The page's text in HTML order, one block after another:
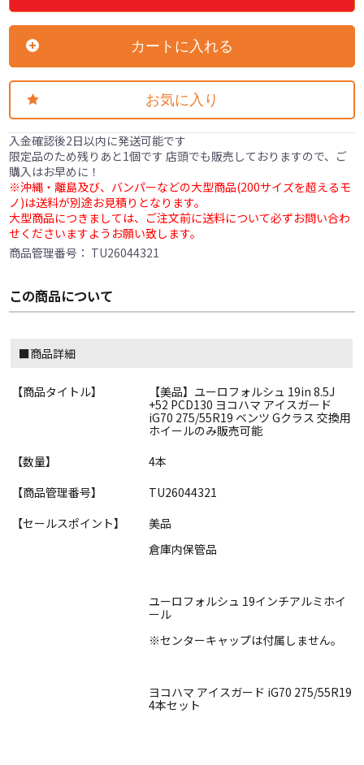
カートに入れる
お気に入り
入金確認後2日以内に発送可能です
限定品のため残りあと1個です 店頭でも販売しておりますので、ご
購入はお早めに！
※沖縄・離島及び、バンパーなどの大型商品(200サイズを超えるモ
ノ)は送料が別途お見積りとなります。
大型商品につきましては、ご注文前に送料について必ずお問い合わ
せくださいますようお願い致します。
商品管理番号： TU26044321
この商品について
■商品詳細
【商品タイトル】
【美品】ユーロフォルシュ 19in 8.5J
+52 PCD130 ヨコハマ アイスガード
iG70 275/55R19 ベンツ Gクラス 交換用
ホイールのみ販売可能
【数量】
4本
【商品管理番号】
TU26044321
【セールスポイント】
美品
倉庫内保管品
ユーロフォルシュ 19インチアルミホイ
ール
※センターキャップは付属しません。
ヨコハマ アイスガード iG70 275/55R19
4本セット